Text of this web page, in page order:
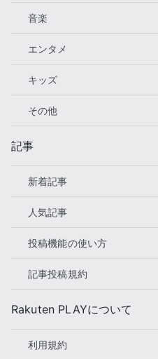
音楽
エンタメ
キッズ
その他
記事
新着記事
人気記事
投稿機能の使い方
記事投稿規約
Rakuten PLAYについて
利用規約